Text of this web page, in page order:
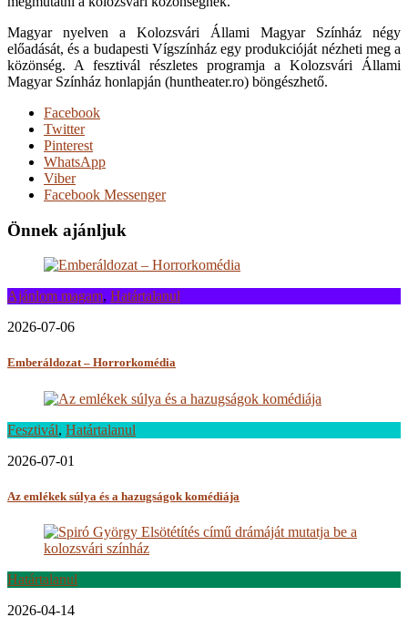
Magyar nyelven a Kolozsvári Állami Magyar Színház négy
előadását, és a budapesti Vígszínház egy produkcióját nézheti meg a
közönség. A fesztivál részletes programja a Kolozsvári Állami
Magyar Színház honlapján (huntheater.ro) böngészhető.
Facebook
Twitter
Pinterest
WhatsApp
Viber
Facebook Messenger
Önnek ajánljuk
Ajánlom magam, Határtalanul
2026-07-06
Emberáldozat – Horrorkomédia
Fesztivál, Határtalanul
2026-07-01
Az emlékek súlya és a hazugságok komédiája
Határtalanul
2026-04-14